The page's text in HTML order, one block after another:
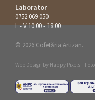
Laborator
0752 069 050
L - V 10:00 - 18:00
© 2026 Cofetăria Artizan.
Web Design by Happy Pixels.